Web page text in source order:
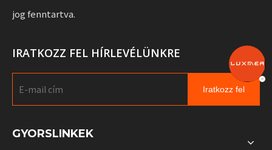
jog fenntartva.
IRATKOZZ FEL HÍRLEVÉLÜNKRE
Iratkozz fel
GYORSLINKEK